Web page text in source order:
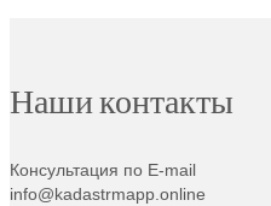
Наши контакты
Консультация по E-mail
info@kadastrmapp.online